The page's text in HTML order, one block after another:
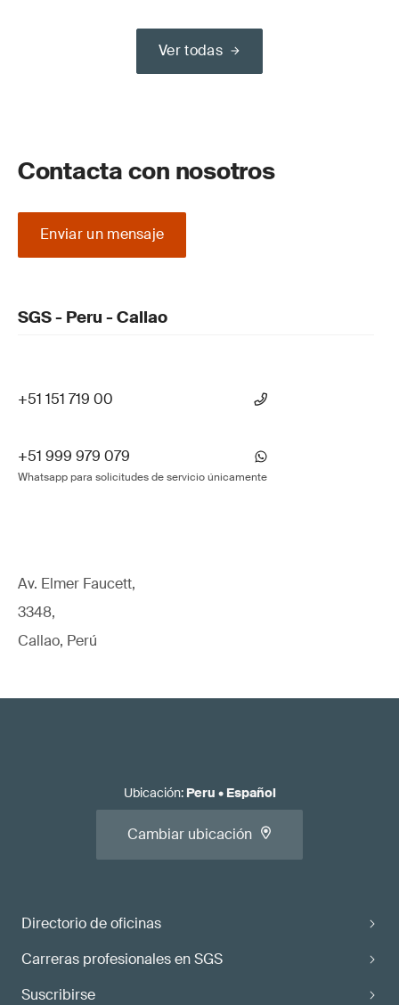
Ver todas
Contacta con nosotros
Enviar un mensaje
SGS - Peru - Callao
+51 151 719 00
+51 999 979 079
Whatsapp para solicitudes de servicio únicamente
Av. Elmer Faucett,
3348,
Callao, Perú
Directorio de oficinas
Carreras profesionales en SGS
Suscribirse
Ubicación: Peru • Español
Cambiar ubicación